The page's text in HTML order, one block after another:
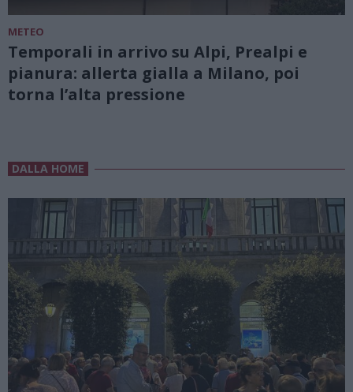
METEO
Temporali in arrivo su Alpi, Prealpi e
pianura: allerta gialla a Milano, poi
torna l’alta pressione
DALLA HOME